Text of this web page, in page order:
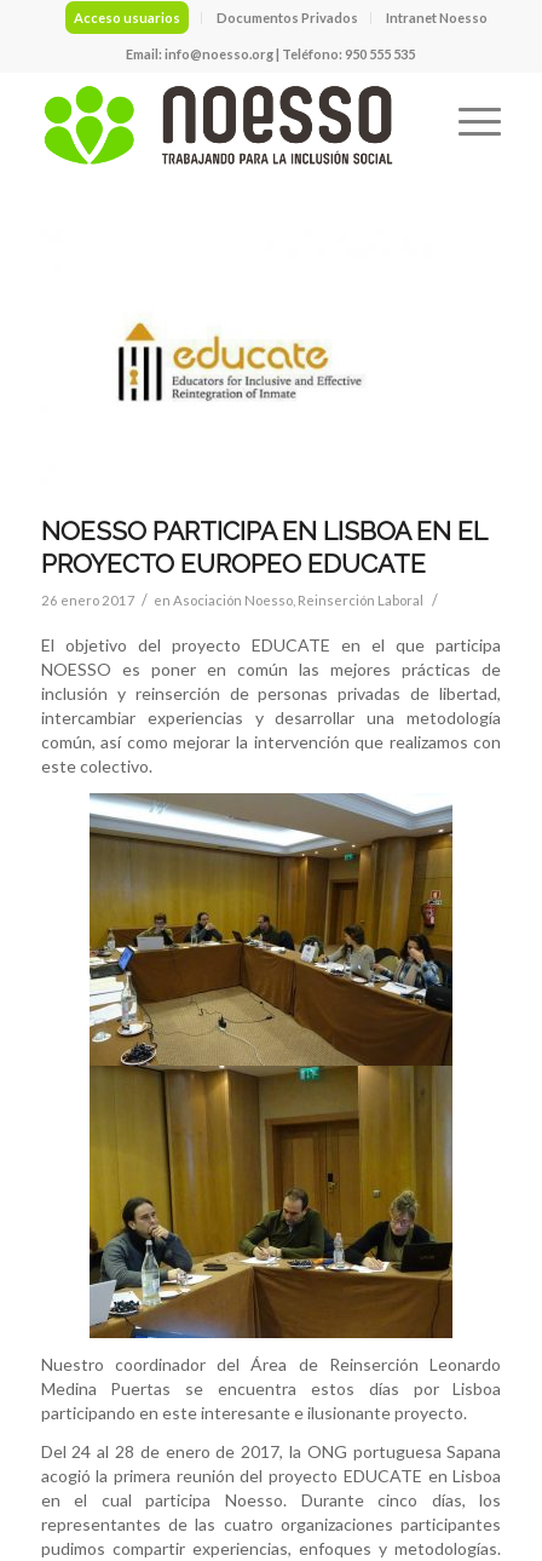
Acceso usuarios Documentos Privados Intranet Noesso
Email:info@noesso.org| Teléfono: 950 555 535
NOESSO PARTICIPA EN LISBOA EN EL
PROYECTO EUROPEO EDUCATE
26 enero 2017 / en Asociación Noesso, Reinserción Laboral /
El objetivo del proyecto EDUCATE en el que participa
NOESSO es poner en común las mejores prácticas de
inclusión y reinserción de personas privadas de libertad,
intercambiar experiencias y desarrollar una metodología
común, así como mejorar la intervención que realizamos con
este colectivo.
Nuestro coordinador del Área de Reinserción Leonardo
Medina Puertas se encuentra estos días por Lisboa
participando en este interesante e ilusionante proyecto.
Del 24 al 28 de enero de 2017, la ONG portuguesa Sapana
acogió la primera reunión del proyecto EDUCATE en Lisboa
en el cual participa Noesso. Durante cinco días, los
representantes de las cuatro organizaciones participantes
pudimos compartir experiencias, enfoques y metodologías.